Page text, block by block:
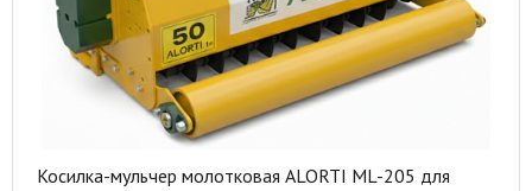
Косилка-мульчер молотковая ALORTI ML-205 для